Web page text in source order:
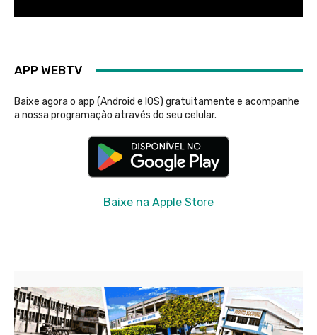
APP WEBTV
Baixe agora o app (Android e IOS) gratuitamente e acompanhe
a nossa programação através do seu celular.
Baixe na Apple Store